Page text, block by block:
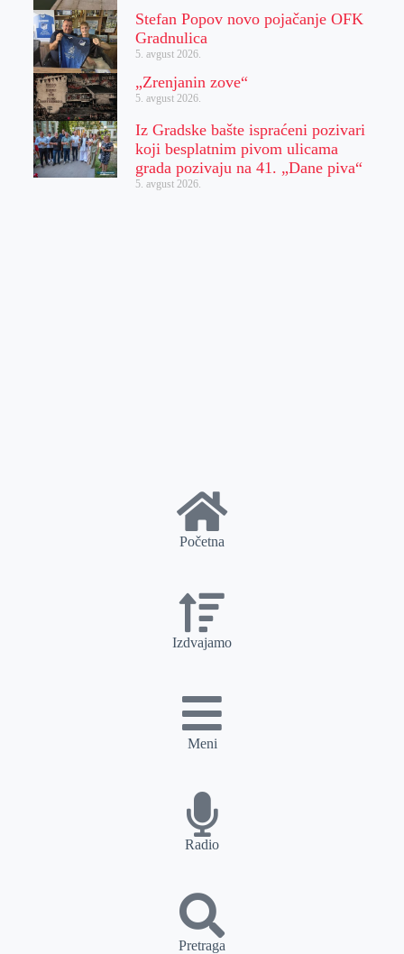
Stefan Popov novo pojačanje OFK
Gradnulica
5. avgust 2026.
„Zrenjanin zove“
5. avgust 2026.
Iz Gradske bašte ispraćeni pozivari
koji besplatnim pivom ulicama
grada pozivaju na 41. „Dane piva“
5. avgust 2026.
Početna
Izdvajamo
Meni
Radio
Pretraga